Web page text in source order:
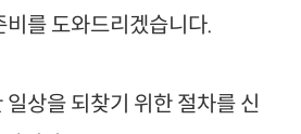
를 도와드리겠습니다.
상을 되찾기 위한 절차를 신